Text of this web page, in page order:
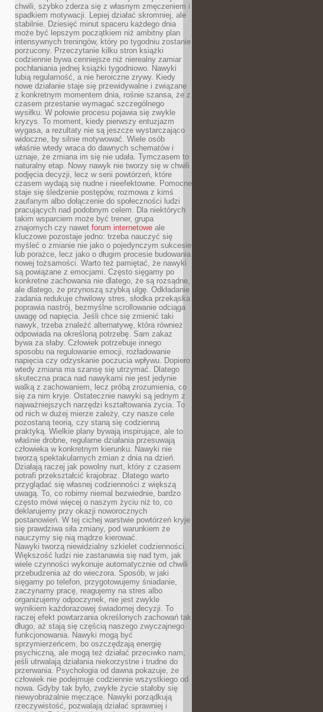
chwili, szybko zderza się z własnym zmęczeniem i
spadkiem motywacji. Lepiej działać skromniej, ale
stabilnie. Dziesięć minut spaceru każdego dnia
może być lepszym początkiem niż ambitny plan
intensywnych treningów, który po tygodniu zostanie
porzucony. Przeczytanie kilku stron książki
codziennie bywa cenniejsze niż nierealny zamiar
pochłaniania jednej książki tygodniowo. Nawyki
lubią regularność, a nie heroiczne zrywy. Kiedy
nowe działanie staje się przewidywalne i związane
z konkretnym momentem dnia, rośnie szansa, że z
czasem przestanie wymagać szczególnego
wysiłku. W połowie procesu pojawia się zwykle
kryzys. To moment, kiedy pierwszy entuzjazm
wygasa, a rezultaty nie są jeszcze wystarczająco
widoczne, by silnie motywować. Wiele osób
właśnie wtedy wraca do dawnych schematów i
uznaje, że zmiana im się nie udała. Tymczasem to
naturalny etap. Nowy nawyk nie tworzy się w chwili
podjęcia decyzji, lecz w serii powtórzeń, które
czasem wydają się nudne i nieefektowne. Pomocne
staje się śledzenie postępów, rozmowa z kimś
zaufanym albo dołączenie do społeczności ludzi
pracujących nad podobnym celem. Dla niektórych
takim wsparciem może być trener, grupa
znajomych czy nawet forum internetowe ale
kluczowe pozostaje jedno: trzeba nauczyć się
myśleć o zmianie nie jako o pojedynczym sukcesie
lub porażce, lecz jako o długim procesie budowania
nowej tożsamości. Warto też pamiętać, że nawyki
są powiązane z emocjami. Często sięgamy po
konkretne zachowania nie dlatego, że są rozsądne,
ale dlatego, że przynoszą szybką ulgę. Odkładanie
zadania redukuje chwilowy stres, słodka przekąska
poprawia nastrój, bezmyślne scrollowanie odciąga
uwagę od napięcia. Jeśli chce się zmienić taki
nawyk, trzeba znaleźć alternatywę, która również
odpowiada na określoną potrzebę. Sam zakaz
bywa za słaby. Człowiek potrzebuje innego
sposobu na regulowanie emocji, rozładowanie
napięcia czy odzyskanie poczucia wpływu. Dopiero
wtedy zmiana ma szansę się utrzymać. Dlatego
skuteczna praca nad nawykami nie jest jedynie
walką z zachowaniem, lecz próbą zrozumienia, co
się za nim kryje. Ostatecznie nawyki są jednym z
najważniejszych narzędzi kształtowania życia. To
od nich w dużej mierze zależy, czy nasze cele
pozostaną teorią, czy staną się codzienną
praktyką. Wielkie plany bywają inspirujące, ale to
właśnie drobne, regularne działania przesuwają
człowieka w konkretnym kierunku. Nawyki nie
tworzą spektakularnych zmian z dnia na dzień.
Działają raczej jak powolny nurt, który z czasem
potrafi przekształcić krajobraz. Dlatego warto
przyglądać się własnej codzienności z większą
uwagą. To, co robimy niemal bezwiednie, bardzo
często mówi więcej o naszym życiu niż to, co
deklarujemy przy okazji noworocznych
postanowień. W tej cichej warstwie powtórzeń kryje
się prawdziwa siła zmiany, pod warunkiem że
nauczymy się nią mądrze kierować.
Nawyki tworzą niewidzialny szkielet codzienności.
Większość ludzi nie zastanawia się nad tym, jak
wiele czynności wykonuje automatycznie od chwili
przebudzenia aż do wieczora. Sposób, w jaki
sięgamy po telefon, przygotowujemy śniadanie,
zaczynamy pracę, reagujemy na stres albo
organizujemy odpoczynek, nie jest zwykle
wynikiem każdorazowej świadomej decyzji. To
raczej efekt powtarzania określonych zachowań tak
długo, aż stają się częścią naszego zwyczajnego
funkcjonowania. Nawyki mogą być
sprzymierzeńcem, bo oszczędzają energię
psychiczną, ale mogą też działać przeciwko nam,
jeśli utrwalają działania niekorzystne i trudne do
przerwania. Psychologia od dawna pokazuje, że
człowiek nie podejmuje codziennie wszystkiego od
nowa. Gdyby tak było, zwykłe życie stałoby się
niewyobrażalnie męczące. Nawyki porządkują
rzeczywistość, pozwalają działać sprawniej i